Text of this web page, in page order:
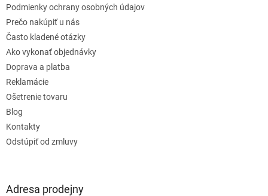
Podmienky ochrany osobných údajov
Prečo nakúpiť u nás
Často kladené otázky
Ako vykonať objednávky
Doprava a platba
Reklamácie
Ošetrenie tovaru
Blog
Kontakty
Odstúpiť od zmluvy
Adresa prodejny